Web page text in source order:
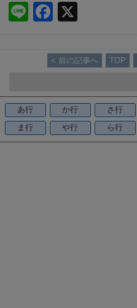
Li
n
e
F
a
c
e
o
o
k
< 前の記事へ TOP
あ行 か行 さ行
ま行
や行 ら行